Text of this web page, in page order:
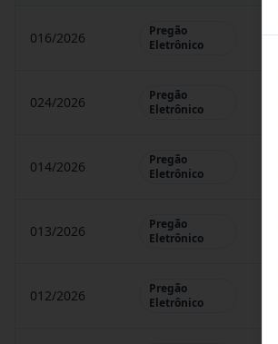
016/2026
Pregão
Eletrônico
024/2026
Pregão
Eletrônico
014/2026
Pregão
Eletrônico
013/2026
Pregão
Eletrônico
012/2026
Pregão
Eletrônico